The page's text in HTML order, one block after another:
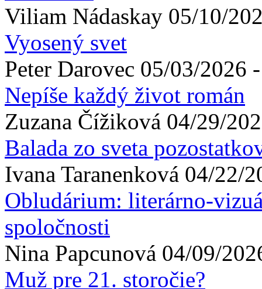
Viliam Nádaskay 05/10/
Vyosený svet
Peter Darovec 05/03/2026
Nepíše každý život román
Zuzana Čížiková 04/29/
Balada zo sveta
Ivana Taranenková 04/22/
Obludárium: literárno-
spoločnosti
Nina Papcunová 04/09/
Muž pre 21. storočie?